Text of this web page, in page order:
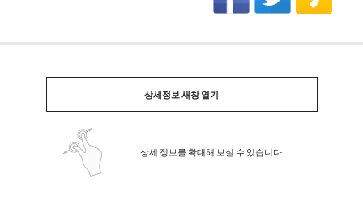
상세정보 새창 열기
상세 정보를 확대해 보실 수 있습니다.